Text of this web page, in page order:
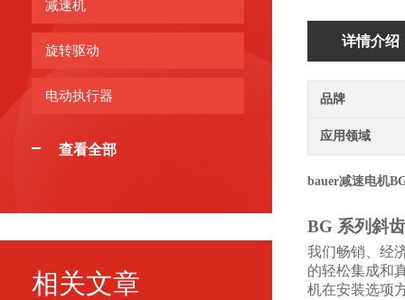
减速机
旋转驱动
电动执行器
查看全部
相关文章
详情介绍
品牌
应用领域
bauer减速电机
BG 系列斜
我们畅销、经
的轻松集成和
机在安装选项